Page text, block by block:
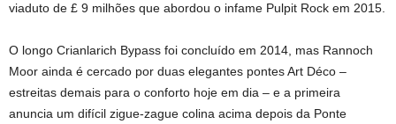
viaduto de £ 9 milhões que abordou o infame Pulpit Rock em 2015.
O longo Crianlarich Bypass foi concluído em 2014, mas Rannoch
Moor ainda é cercado por duas elegantes pontes Art Déco –
estreitas demais para o conforto hoje em dia – e a primeira
anuncia um difícil zigue-zague colina acima depois da Ponte